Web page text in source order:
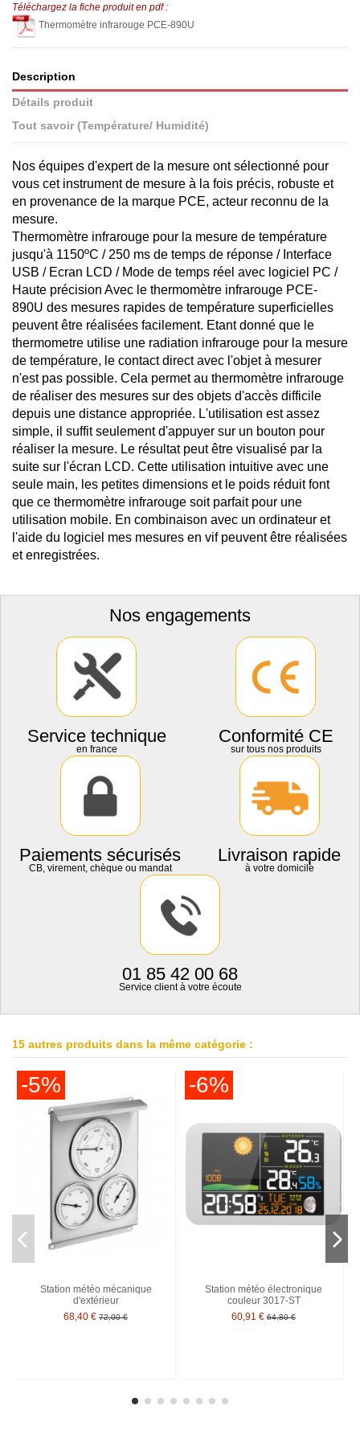
Téléchargez la fiche produit en pdf :
Thermomètre infrarouge PCE-890U
Description
Détails produit
Tout savoir (Température/ Humidité)
Nos équipes d'expert de la mesure ont sélectionné pour
vous cet instrument de mesure à la fois précis, robuste et
en provenance de la marque PCE, acteur reconnu de la
mesure.
Thermomètre infrarouge pour la mesure de température
jusqu'à 1150ºC / 250 ms de temps de réponse / Interface
USB / Ecran LCD / Mode de temps réel avec logiciel PC /
Haute précision Avec le thermomètre infrarouge PCE-
890U des mesures rapides de température superficielles
peuvent être réalisées facilement. Etant donné que le
thermometre utilise une radiation infrarouge pour la mesure
de température, le contact direct avec l'objet à mesurer
n'est pas possible. Cela permet au thermomètre infrarouge
de réaliser des mesures sur des objets d'accès difficile
depuis une distance appropriée. L'utilisation est assez
simple, il suffit seulement d'appuyer sur un bouton pour
réaliser la mesure. Le résultat peut être visualisé par la
suite sur l'écran LCD. Cette utilisation intuitive avec une
seule main, les petites dimensions et le poids réduit font
que ce thermomètre infrarouge soit parfait pour une
utilisation mobile. En combinaison avec un ordinateur et
l'aide du logiciel mes mesures en vif peuvent être réalisées
et enregistrées.
Nos engagements
Service technique
en france
Conformité CE
sur tous nos produits
Paiements sécurisés
CB, virement, chèque ou mandat
Livraison rapide
à votre domicile
01 85 42 00 68
Service client à votre écoute
15 autres produits dans la même catégorie :
-5%
Station météo mécanique
d'extérieur
68,40 € 72,00 €
-6%
Station météo électronique
couleur 3017-ST
60,91 € 64,80 €